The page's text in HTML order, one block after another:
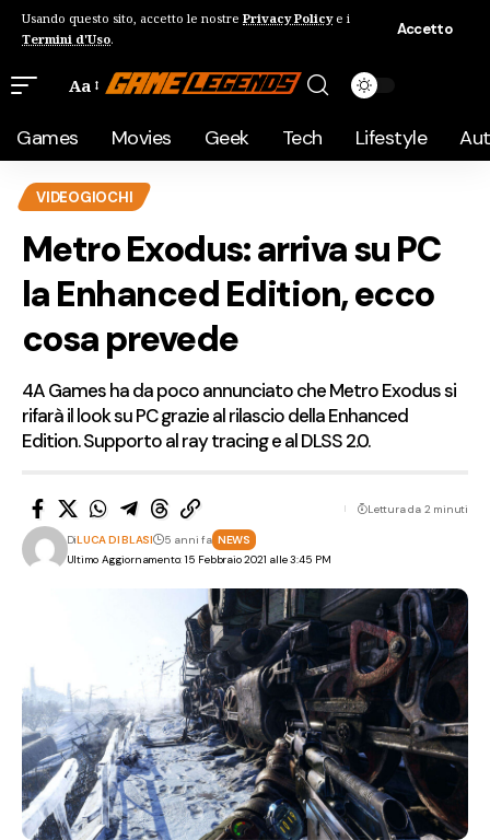
Usando questo sito, accetto le nostre Privacy Policye i
Termini d'Uso.
Accetto
Aa
Games Movies Geek Tech Lifestyle
VIDEOGIOCHI
Metro Exodus: arriva su PC
la Enhanced Edition, ecco
cosa prevede
4A Games ha da poco annunciato che Metro Exodus si
rifarà il look su PC grazie al rilascio della Enhanced
Edition. Supporto al ray tracing e al DLSS 2.0.
Ultimo Aggiornamento: 15 Febbraio 2021 alle 3:45 PM
DiLUCA DI BLASI 5 anni fa NEWS
Lettura da 2 minuti